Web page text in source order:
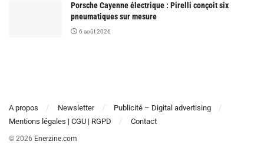
Porsche Cayenne électrique : Pirelli conçoit six
pneumatiques sur mesure
6 août 2026
A propos Newsletter
Publicité – Digital advertising
Mentions légales | CGU | RGPD
Contact
© 2026 Enerzine.com